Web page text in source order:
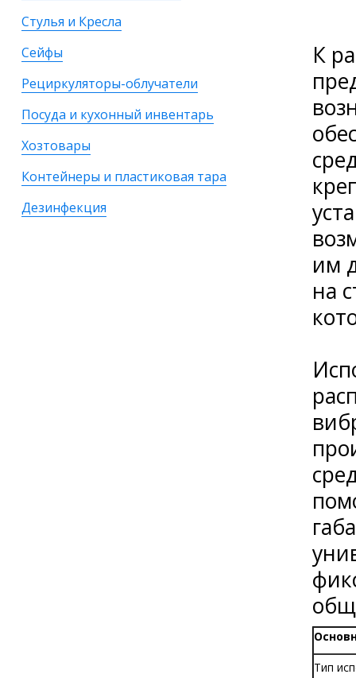
Стулья и Кресла
Сейфы
Рециркуляторы-облучатели
Посуда и кухонный инвентарь
Хозтовары
Контейнеры и пластиковая тара
Дезинфекция
К
им
на
Тип